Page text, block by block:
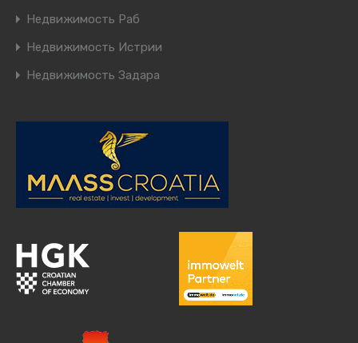
Недвижимость Раб
Недвижимость Истрии
Недвижимость Задара